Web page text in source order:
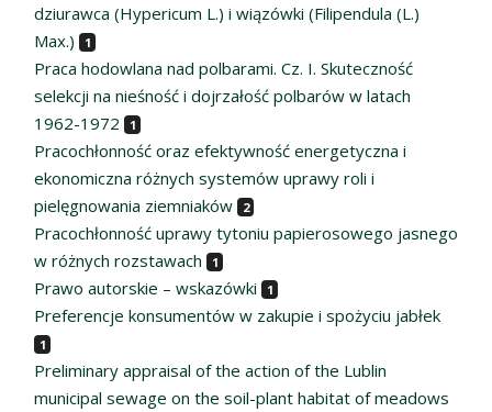
dziurawca (Hypericum L.) i wiązówki (Filipendula (L.)
Max.)
1
Praca hodowlana nad polbarami. Cz. I. Skuteczność
selekcji na nieśność i dojrzałość polbarów w latach
1962-1972
1
Pracochłonność oraz efektywność energetyczna i
ekonomiczna różnych systemów uprawy roli i
pielęgnowania ziemniaków
2
Pracochłonność uprawy tytoniu papierosowego jasnego
w różnych rozstawach
1
Prawo autorskie – wskazówki 1
Preferencje konsumentów w zakupie i spożyciu jabłek
1
Preliminary appraisal of the action of the Lublin
municipal sewage on the soil-plant habitat of meadows